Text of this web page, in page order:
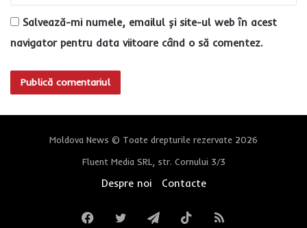
Salvează-mi numele, emailul și site-ul web în acest
navigator pentru data viitoare când o să comentez.
Moldova News © Toate drepturile rezervate 2026
Fluent Media SRL, str. Cornului 3/3
Despre noi Contacte
FacebookTwitterTelegramTikTokRSS